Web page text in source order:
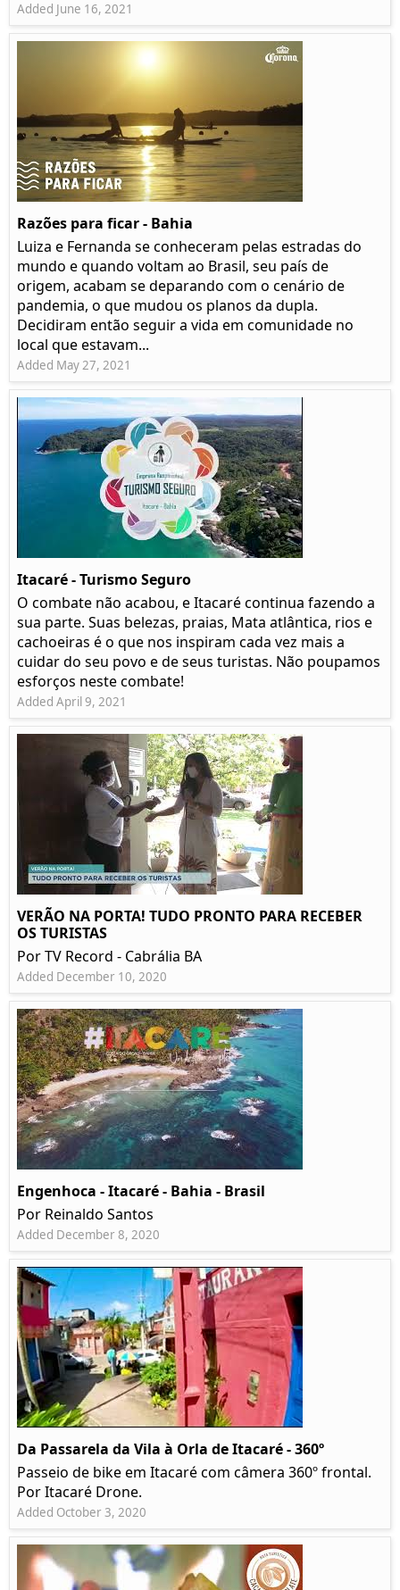
Added June 16, 2021
Razões para ficar - Bahia
Luiza e Fernanda se conheceram pelas estradas do
mundo e quando voltam ao Brasil, seu país de
origem, acabam se deparando com o cenário de
pandemia, o que mudou os planos da dupla.
Decidiram então seguir a vida em comunidade no
local que estavam...
Added May 27, 2021
Itacaré - Turismo Seguro
O combate não acabou, e Itacaré continua fazendo a
sua parte. Suas belezas, praias, Mata atlântica, rios e
cachoeiras é o que nos inspiram cada vez mais a
cuidar do seu povo e de seus turistas. Não poupamos
esforços neste combate!
Added April 9, 2021
VERÃO NA PORTA! TUDO PRONTO PARA RECEBER
OS TURISTAS
Por TV Record - Cabrália BA
Added December 10, 2020
Engenhoca - Itacaré - Bahia - Brasil
Por Reinaldo Santos
Added December 8, 2020
Da Passarela da Vila à Orla de Itacaré - 360º
Passeio de bike em Itacaré com câmera 360º frontal.
Por Itacaré Drone.
Added October 3, 2020